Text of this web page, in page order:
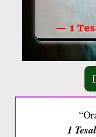
1